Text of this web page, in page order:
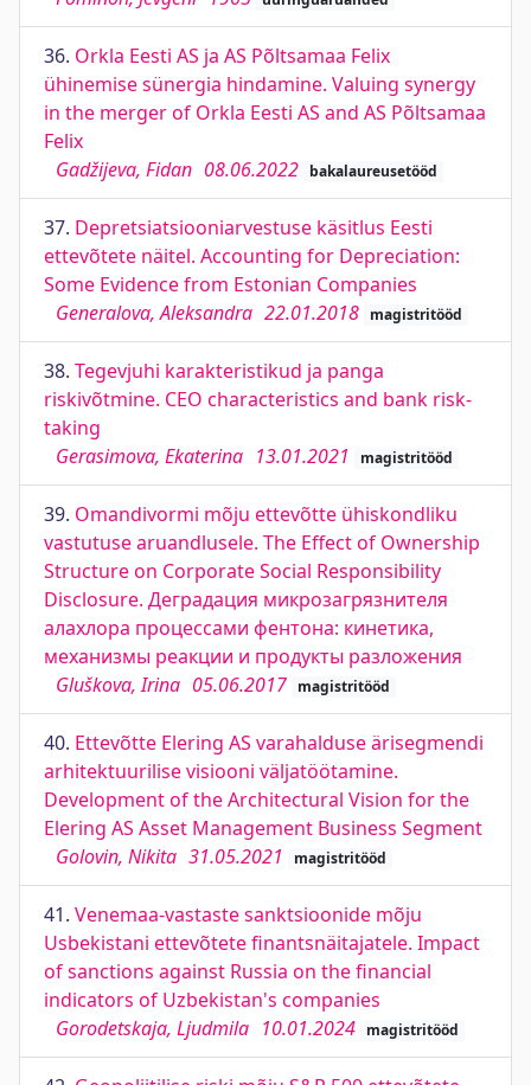
36. Orkla Eesti AS ja AS Põltsamaa Felix
ühinemise sünergia hindamine. Valuing synergy
in the merger of Orkla Eesti AS and AS Põltsamaa
Felix
Gadžijeva, Fidan 08.06.2022 bakalaureusetööd
37. Depretsiatsiooniarvestuse käsitlus Eesti
ettevõtete näitel. Accounting for Depreciation:
Some Evidence from Estonian Companies
Generalova, Aleksandra 22.01.2018 magistritööd
38. Tegevjuhi karakteristikud ja panga
riskivõtmine. CEO characteristics and bank risk-
taking
Gerasimova, Ekaterina 13.01.2021 magistritööd
39. Omandivormi mõju ettevõtte ühiskondliku
vastutuse aruandlusele. The Effect of Ownership
Structure on Corporate Social Responsibility
Disclosure. Деградация микрозагрязнителя
алахлора процессами фентона: кинетика,
механизмы реакции и продукты разложения
Gluškova, Irina 05.06.2017 magistritööd
40. Ettevõtte Elering AS varahalduse ärisegmendi
arhitektuurilise visiooni väljatöötamine.
Development of the Architectural Vision for the
Elering AS Asset Management Business Segment
Golovin, Nikita 31.05.2021 magistritööd
41. Venemaa-vastaste sanktsioonide mõju
Usbekistani ettevõtete finantsnäitajatele. Impact
of sanctions against Russia on the financial
indicators of Uzbekistan's companies
Gorodetskaja, Ljudmila 10.01.2024 magistritööd